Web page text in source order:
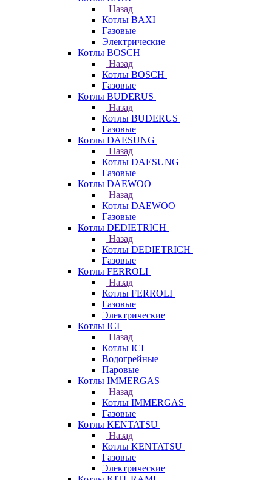
Назад
Котлы BAXI
Газовые
Электрические
Котлы BOSCH
Назад
Котлы BOSCH
Газовые
Котлы BUDERUS
Назад
Котлы BUDERUS
Газовые
Котлы DAESUNG
Назад
Котлы DAESUNG
Газовые
Котлы DAEWOO
Назад
Котлы DAEWOO
Газовые
Котлы DEDIETRICH
Назад
Котлы DEDIETRICH
Газовые
Котлы FERROLI
Назад
Котлы FERROLI
Газовые
Электрические
Котлы ICI
Назад
Котлы ICI
Водогрейные
Паровые
Котлы IMMERGAS
Назад
Котлы IMMERGAS
Газовые
Котлы KENTATSU
Назад
Котлы KENTATSU
Газовые
Электрические